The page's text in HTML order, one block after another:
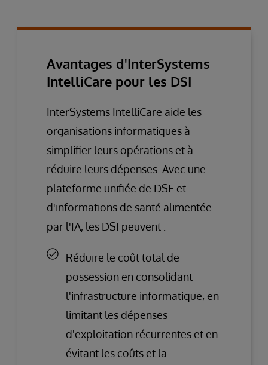
Avantages d'InterSystems
IntelliCare pour les DSI
InterSystems IntelliCare aide les
organisations informatiques à
simplifier leurs opérations et à
réduire leurs dépenses. Avec une
plateforme unifiée de DSE et
d'informations de santé alimentée
par l'IA, les DSI peuvent :
Réduire le coût total de
possession en consolidant
l'infrastructure informatique, en
limitant les dépenses
d'exploitation récurrentes et en
évitant les coûts et la